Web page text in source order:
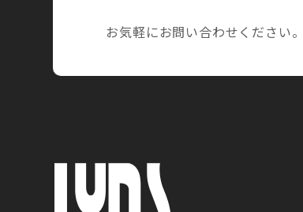
お気軽にお問い合わせください。